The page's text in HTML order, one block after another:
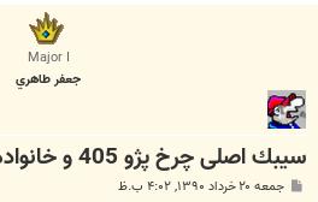
Major I
جعفر طاهري
سيبك اصلی چرخ پژو 405 و خانواده آن
جمعه ۲۰ خرداد ۱۳۹۰, ۴:۰۲ ب.ظ